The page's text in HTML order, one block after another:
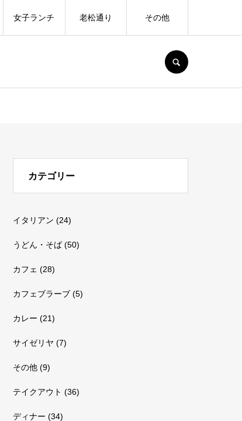
女子ランチ 老松通り その他
カテゴリー
イタリアン (24)
うどん・そば(50)
カフェ (28)
カフェブラーブ (5)
カレー (21)
サイゼリヤ (7)
その他 (9)
テイクアウト (36)
ディナー (34)